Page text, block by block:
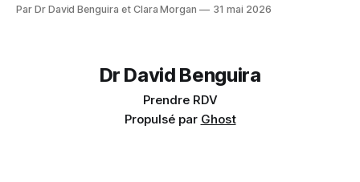
Par Dr David Benguira et Clara Morgan 31 mai 2026
Dr David Benguira
Prendre RDV
Propulsé par Ghost